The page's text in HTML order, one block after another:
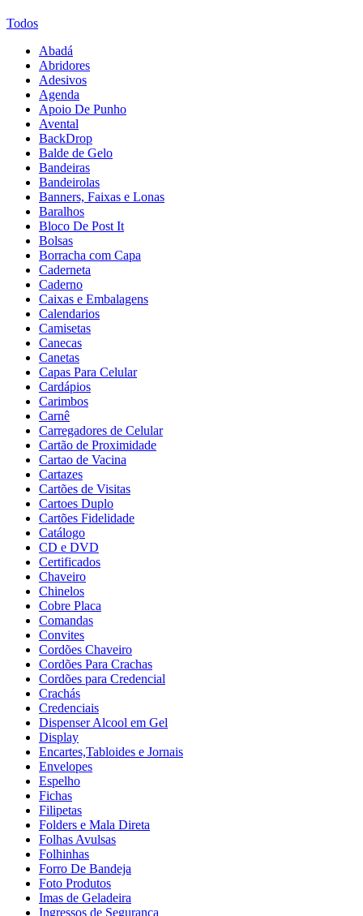
Todos
Abadá
Abridores
Adesivos
Agenda
Apoio De Punho
Avental
BackDrop
Balde de Gelo
Bandeiras
Bandeirolas
Banners, Faixas e Lonas
Baralhos
Bloco De Post It
Bolsas
Borracha com Capa
Caderneta
Caderno
Caixas e Embalagens
Calendarios
Camisetas
Canecas
Canetas
Capas Para Celular
Cardápios
Carimbos
Carnê
Carregadores de Celular
Cartão de Proximidade
Cartao de Vacina
Cartazes
Cartões de Visitas
Cartoes Duplo
Cartões Fidelidade
Catálogo
CD e DVD
Certificados
Chaveiro
Chinelos
Cobre Placa
Comandas
Convites
Cordões Chaveiro
Cordões Para Crachas
Cordões para Credencial
Crachás
Credenciais
Dispenser Alcool em Gel
Display
Encartes,Tabloides e Jornais
Envelopes
Espelho
Fichas
Filipetas
Folders e Mala Direta
Folhas Avulsas
Folhinhas
Forro De Bandeja
Foto Produtos
Imas de Geladeira
Ingressos de Segurança